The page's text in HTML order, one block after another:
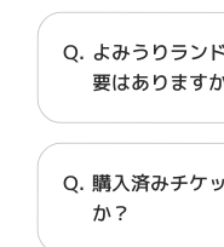
よみうりラン
要はあります
購入済みチケ
か？